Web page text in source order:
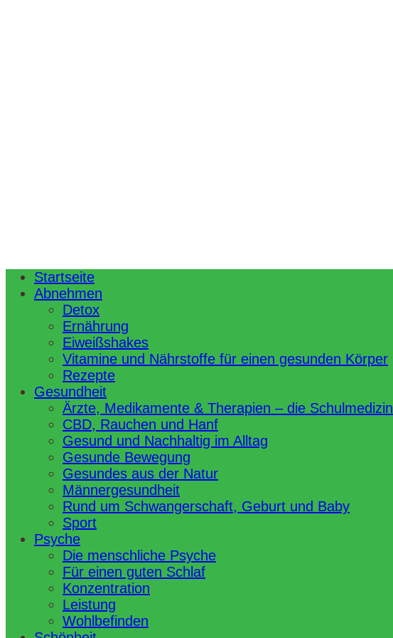
Startseite
Abnehmen
Detox
Ernährung
Eiweißshakes
Vitamine und Nährstoffe für einen gesunden Körper
Rezepte
Gesundheit
Ärzte, Medikamente & Therapien – die Schulmedizin
CBD, Rauchen und Hanf
Gesund und Nachhaltig im Alltag
Gesunde Bewegung
Gesundes aus der Natur
Männergesundheit
Rund um Schwangerschaft, Geburt und Baby
Sport
Psyche
Die menschliche Psyche
Für einen guten Schlaf
Konzentration
Leistung
Wohlbefinden